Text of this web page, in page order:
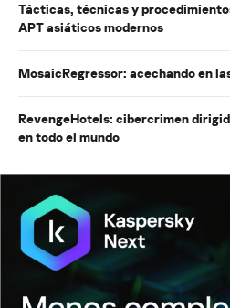
Tácticas, técnicas y
APT asiáticos modernos
MosaicRegressor: acechando en
RevengeHotels: cibercrimen
en todo el mundo